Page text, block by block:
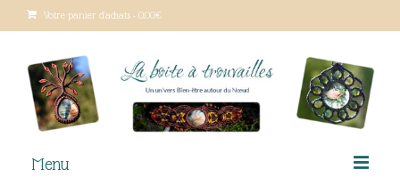
Votre panier d'achats - 0,00€
Menu